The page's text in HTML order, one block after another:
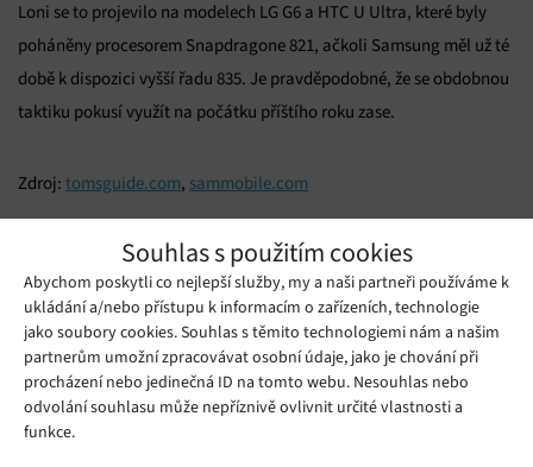
Souhlas s použitím cookies
Abychom poskytli co nejlepší služby, my a naši partneři používáme k
ukládání a/nebo přístupu k informacím o zařízeních, technologie
jako soubory cookies. Souhlas s těmito technologiemi nám a našim
partnerům umožní zpracovávat osobní údaje, jako je chování při
procházení nebo jedinečná ID na tomto webu. Nesouhlas nebo
odvolání souhlasu může nepříznivě ovlivnit určité vlastnosti a
funkce.
Loni se to projevilo na modelech LG G6 a HTC U Ultra, které byly
poháněny procesorem Snapdragone 821, ačkoli Samsung měl už té
době k dispozici vyšší řadu 835. Je pravděpodobné, že se obdobnou
taktiku pokusí využít na počátku příštího roku zase.
Zdroj: tomsguide.com, sammobile.com
Mohlo by se vám líbit